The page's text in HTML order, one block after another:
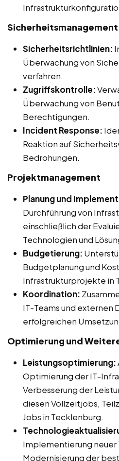
Sicherheitsmanagement
Sicherheitsrichtlinien:
Überwachung von
verfahren.
Zugriffskontrolle:
Überwachung von
Berechtigungen.
Incident Response:
Reaktion auf
Bedrohungen.
Projektmanagement
Planung und
Durchführung von
einschließlich der
Technologien und
Budgetierung:
Budgetplanung und
Infrastrukturprojekte in
Koordination:
IT-Teams und externen
erfolgreichen
Optimierung und
Leistungsoptimierung:
Optimierung der IT-
Verbesserung der
diesen Vollzeitjobs,
Jobs in Tecklenburg.
Implementierung neuer
Modernisierung der